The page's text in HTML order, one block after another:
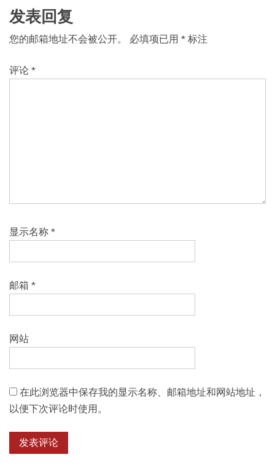
发表回复
您的邮箱地址不会被公开。 必填项已用 * 标注
评论 *
显示名称 *
邮箱 *
网站
在此浏览器中保存我的显示名称、邮箱地址和网站地址，
以便下次评论时使用。